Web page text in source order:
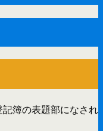
簿の表題部になされ